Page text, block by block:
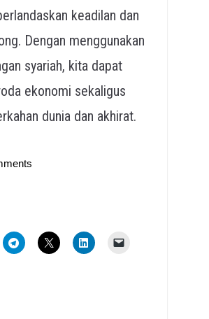
keadilan dan
Dengan menggunakan
syariah, kita dapat
ekonomi sekaligus
dunia dan akhirat.